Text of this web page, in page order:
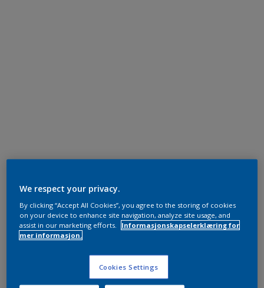
We respect your privacy.
By clicking “Accept All Cookies”, you agree to the storing of cookies
on your device to enhance site navigation, analyze site usage, and
assist in our marketing efforts.
Informasjonskapselerklæring for
mer informasjon.
Cookies Settings